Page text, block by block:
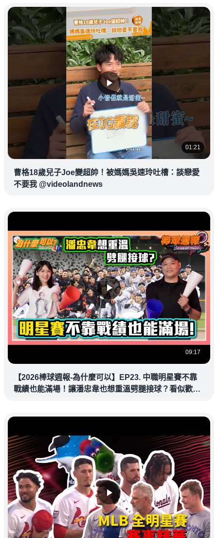
01:21
曹格18歲兒子Joe變超帥！被媽媽吳速玲吐槽：談戀愛
不要我 @videolandnews
09:17
【2026棒球週報-為什麼可以】EP23. 中職明星賽不靠
戰績也能滿場！讓潘忠韋也想重溫劈腿接球？看似歡樂